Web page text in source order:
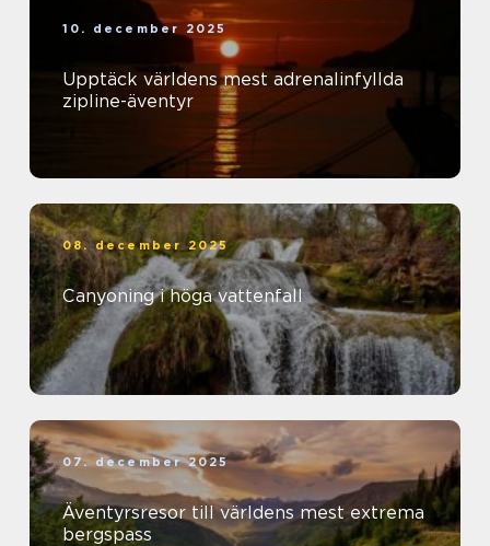
10. december 2025
Upptäck världens mest adrenalinfyllda
zipline-äventyr
08. december 2025
Canyoning i höga vattenfall
07. december 2025
Äventyrsresor till världens mest extrema
bergspass